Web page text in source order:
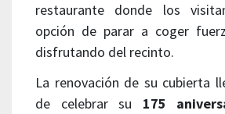
restaurante donde los
opción de parar a coger
disfrutando del recinto.
La renovación de su cubierta
de celebrar su 175